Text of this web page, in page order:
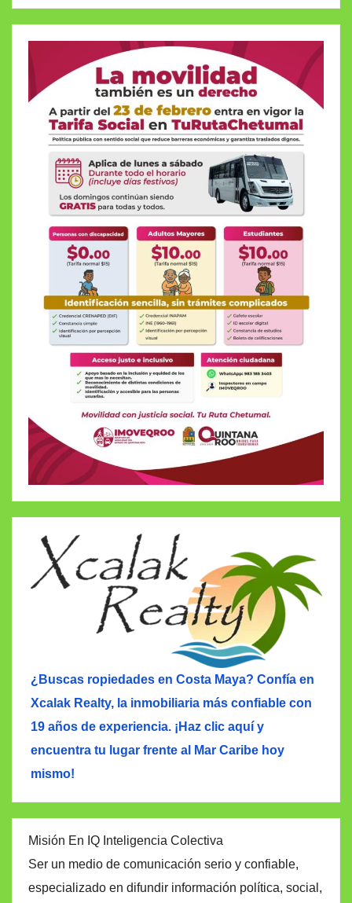
¿Buscas ropiedades en Costa Maya? Confía en
Xcalak Realty, la inmobiliaria más confiable con
19 años de experiencia. ¡Haz clic aquí y
encuentra tu lugar frente al Mar Caribe hoy
mismo!
Misión En IQ Inteligencia Colectiva
Ser un medio de comunicación serio y confiable,
especializado en difundir información política, social,